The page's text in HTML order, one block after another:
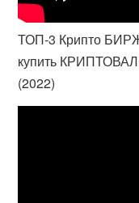
ТОП-3 Крипто
купить
(2022)